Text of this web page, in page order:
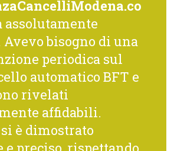
assolutamente
bisogno di una
periodica sul
automatico BFT e
rivelati
affidabili.
è dimostrato